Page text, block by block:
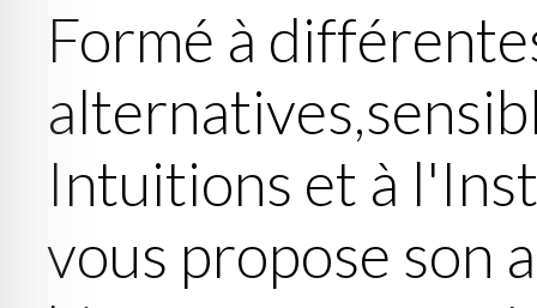
Formé à
Intuitions et à
vous propose son